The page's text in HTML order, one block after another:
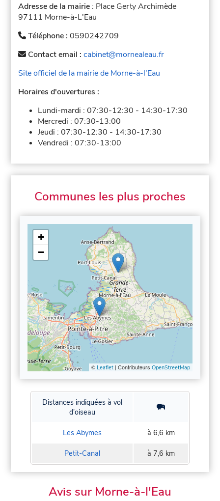
Adresse de la mairie : Place Gerty Archimède
97111 Morne-à-L'Eau
Téléphone :0590242709
Contact email :cabinet@mornealeau.fr
Site officiel de la mairie de Morne-à-l'Eau
Horaires d'ouvertures :
Lundi-mardi :07:30-12:30 - 14:30-17:30
Mercredi :07:30-13:00
Jeudi :07:30-12:30 - 14:30-17:30
Vendredi :07:30-13:00
Communes les plus proches
+
−
© Leaflet| Contributeurs OpenStreetMap
Distances indiquées à vol
d'oiseau
Les Abymes à 6,6 km
Petit-Canal à 7,6 km
Avis sur Morne-à-l'Eau